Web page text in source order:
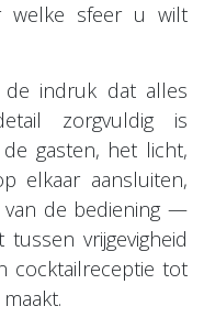
welke sfeer u wilt
de indruk dat alles
zorgvuldig is
gasten, het licht,
elkaar aansluiten,
van de bediening —
vrijgevigheid
cocktailreceptie tot